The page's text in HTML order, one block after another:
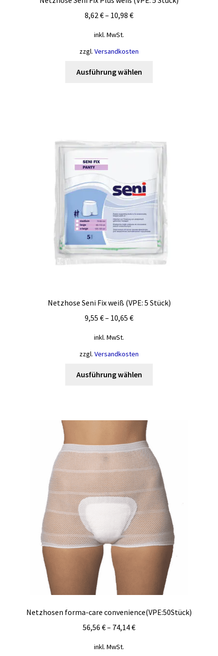
8,62€– 10,98 €
inkl. MwSt.
zzgl. Versandkosten
Ausführung wählen
Die
Optionen
auf
Produktseite
werden
Netzhose Seni Fix weiß (VPE: 5 Stück)
9,55 €– 10,65 €
inkl. MwSt.
zzgl. Versandkosten
Ausführung wählen
Optionen
können
auf
der
Produktseite
gewählt
werden
Netzhosen forma-care convenience(VPE:50Stück)
56,56 €– 74,14€
inkl. MwSt.